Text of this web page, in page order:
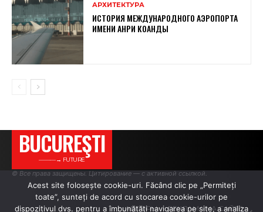
АРХИТЕКТУРА
ИСТОРИЯ МЕЖДУНАРОДНОГО АЭРОПОРТА
ИМЕНИ АНРИ КОАНДЫ
BUCUREŞTI
———→ FUTURE
© Все права защищены. Цитирование — с активной ссылкой.
АВТОРЫ РЕКЛАМА НА САЙТЕ
Acest site folosește cookie-uri. Făcând clic pe „Permiteți
toate”, sunteți de acord cu stocarea cookie-urilor pe
dispozitivul dvs. pentru a îmbunătăți navigarea pe site, a analiza